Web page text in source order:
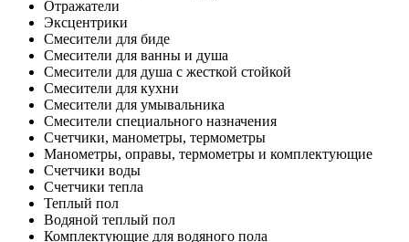
Отражатели
Эксцентрики
Смесители для биде
Смесители для ванны и душа
Смесители для душа с жесткой стойкой
Смесители для кухни
Смесители для умывальника
Смесители специального назначения
Счетчики, манометры, термометры
Манометры, оправы, термометры и комплектующие
Счетчики воды
Счетчики тепла
Теплый пол
Водяной теплый пол
Комплектующие для водяного пола